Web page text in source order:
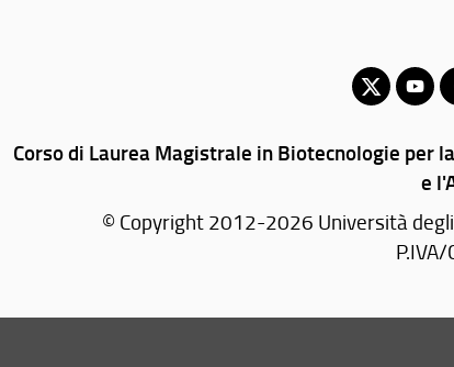
Corso di Laurea Magistrale in Biotecnologie per
e
© Copyright 2012-2026 Università
Piazzale delle Cascine,